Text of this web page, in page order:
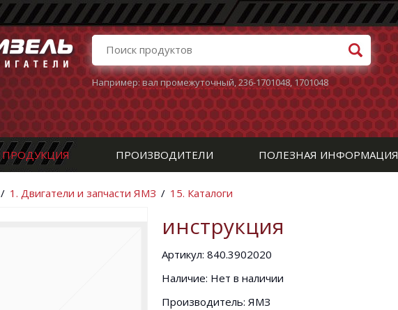
Например:вал промежуточный,236-1701048,1701048
ПРОДУКЦИЯ ПРОИЗВОДИТЕЛИ ПОЛЕЗНАЯ ИНФОРМАЦИЯ
/ 1. Двигатели и запчасти ЯМЗ / 15. Каталоги
инструкция
Артикул: 840.3902020
Наличие: Нет в наличии
Производитель: ЯМЗ